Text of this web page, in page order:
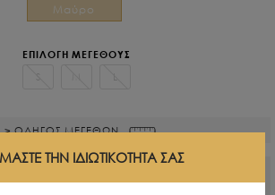
Μαύρο
ΕΠΙΛΟΓΗ ΜΕΓΕΘΟΥΣ
S
> ΟΔΗΓΟΣ ΜΕΓΕΘΩΝ
ΤΗΝ ΙΔΙΩΤΙΚΌΤΗΤΆ ΣΑΣ